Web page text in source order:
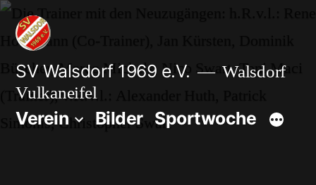
Zum
Inhalt
springen
SV Walsdorf 1969 e.V.
Walsdorf
Vulkaneifel
Verein Bilder Sportwoche